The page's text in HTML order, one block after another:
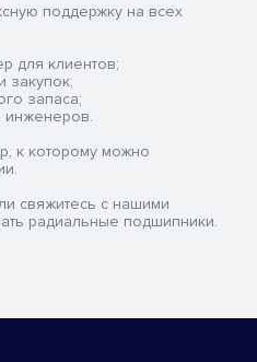
поддержку на всех
для клиентов;
закупок;
запаса;
инженеров.
к которому можно
свяжитесь с нашими
радиальные подшипники.